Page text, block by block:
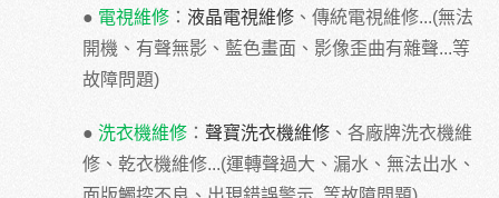
● 電視維修： 液晶電視維修、傳統電視維修...(無法
開機、有聲無影、藍色畫面、影像歪曲有雜聲...等
故障問題)
● 洗衣機維修： 聲寶洗衣機維修、各廠牌洗衣機維
修、乾衣機維修...(運轉聲過大、漏水、無法出水、